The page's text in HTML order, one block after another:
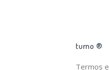
turno ®
Termos